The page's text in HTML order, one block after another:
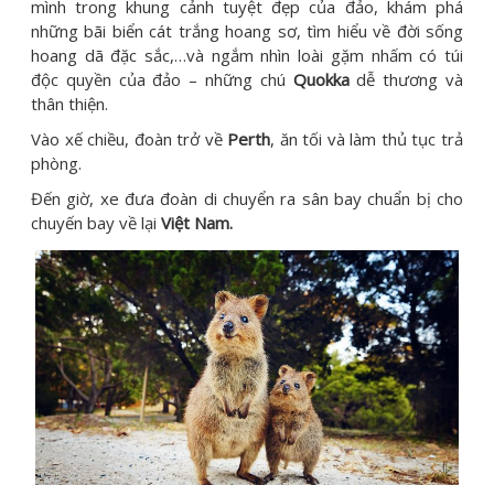
mình trong khung cảnh tuyệt đẹp của đảo, khám phá
những bãi biển cát trắng hoang sơ, tìm hiểu về đời sống
hoang dã đặc sắc,…và ngắm nhìn loài gặm nhấm có túi
độc quyền của đảo – những chú Quokkadễ thương và
thân thiện.
Vào xế chiều, đoàn trở vềPerth, ăn tối và làm thủ tục trả
phòng.
Đến giờ, xe đưa đoàn di chuyển ra sân bay chuẩn bị cho
chuyến bay về lại Việt Nam.